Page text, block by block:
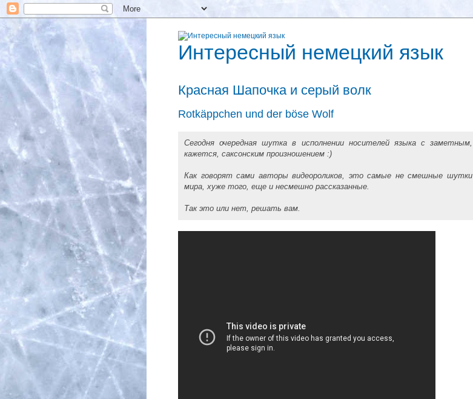
Интересный немецкий язык
Красная Шапочка и серый волк
Rotkäppchen und der böse Wolf
Сегодня очередная шутка в исполнении носителей языка с заметным,
кажется, саксонским произношением :)
Как говорят сами авторы видеороликов, это самые не смешные шутки
мира, хуже того, еще и несмешно рассказанные.
Так это или нет, решать вам.